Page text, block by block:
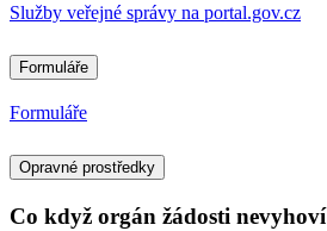
Služby veřejné správy na portal.gov.cz
Formuláře
Formuláře
Opravné prostředky
Co když orgán žádosti nevyhoví